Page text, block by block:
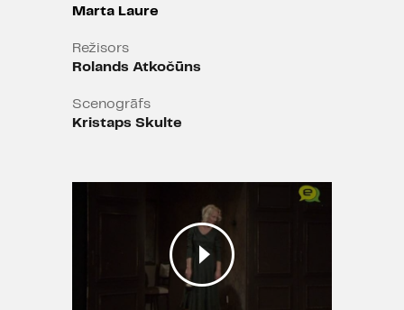
Marta Laure
Režisors
Rolands Atkočūns
Scenogrāfs
Kristaps Skulte